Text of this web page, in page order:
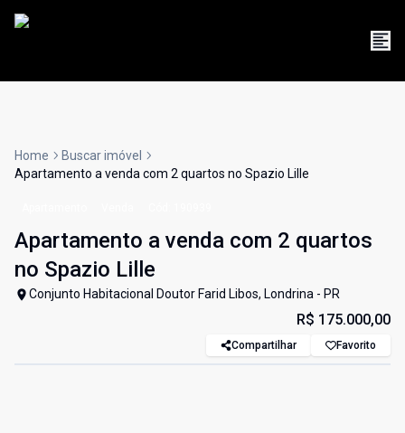
Home
Buscar imóvel
Apartamento a venda com 2 quartos no Spazio Lille
Apartamento a venda com 2 quartos
no Spazio Lille
Conjunto Habitacional Doutor Farid Libos, Londrina - PR
R$ 175.000,00
Compartilhar Favorito